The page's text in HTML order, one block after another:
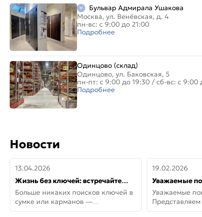
Бульвар Адмирала Ушакова
Москва, ул. Венёвская, д. 4
пн-вс: с 9:00 до 21:00
Подробнее
Одинцово (склад)
Одинцово, ул. Баковская, 5
пн-пт: с 9:00 до 19:30 / сб-вс: с 9:00
Подробнее
Новости
13.04.2026
Жизнь без ключей: встречайте
новую дверь СИТИ ИНТЕГРА
АйКью!
Больше никаких поисков ключей в
сумке или карманов —
представляем СИТИ ИНТЕГРА
19.02.2026
Уважаемые
новинки от
Уважаемые
новинки от